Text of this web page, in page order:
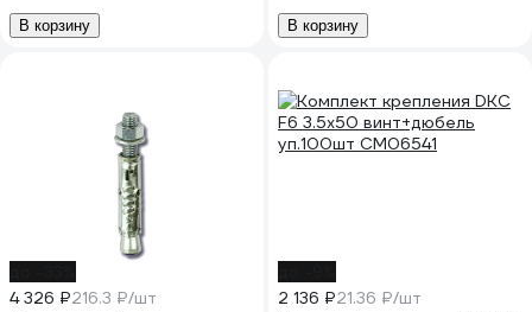
В корзину В корзину
4 326 ₽216.3 ₽/шт
2 136 ₽21.36 ₽/шт